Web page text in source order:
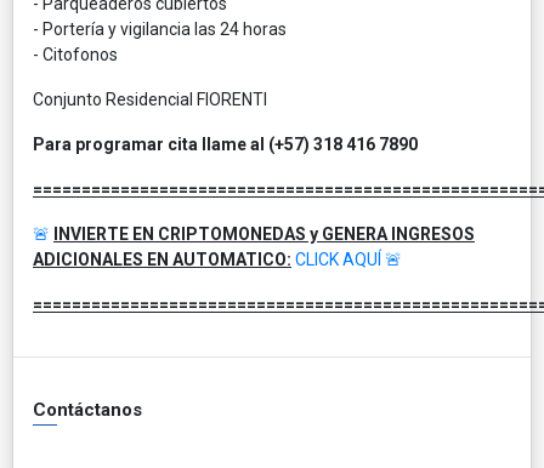
- Portería y vigilancia las 24 horas
- Citofonos
Conjunto Residencial FIORENTI
Para programar cita llame al (+57) 318 416 7890
🚨
INVIERTE EN CRIPTOMONEDAS y GENERA INGRESOS
ADICIONALES EN AUTOMATICO: CLICK AQUÍ 🚨
Contáctanos